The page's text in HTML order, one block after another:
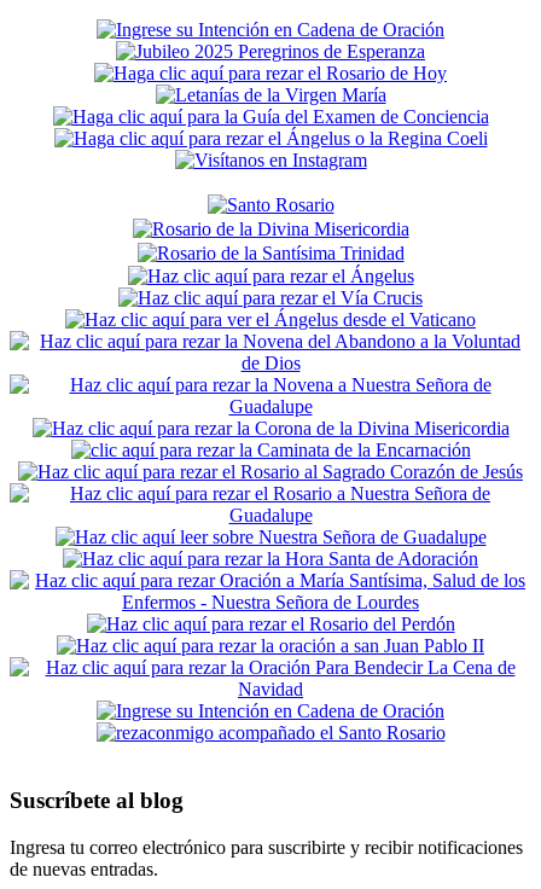
Secondary
Sidebar
Suscríbete al blog
Ingresa tu correo electrónico para suscribirte y recibir notificaciones
de nuevas entradas.